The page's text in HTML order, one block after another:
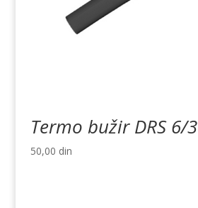
Termo bužir DRS 6/3
50,00 din